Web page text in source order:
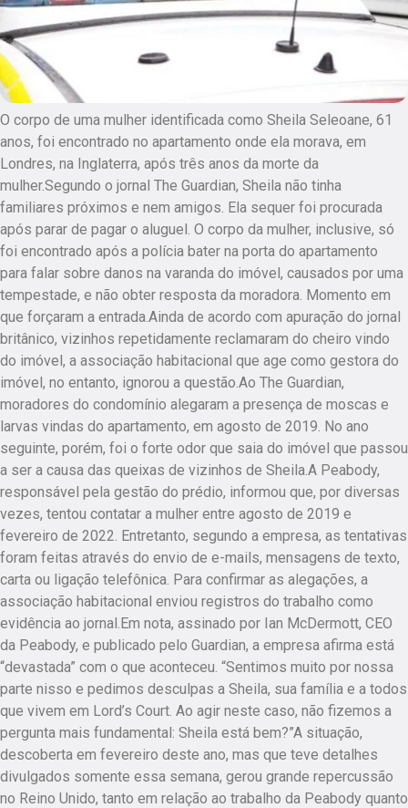
O corpo de uma mulher identificada como Sheila Seleoane, 61
anos, foi encontrado no apartamento onde ela morava, em
Londres, na Inglaterra, após três anos da morte da
mulher.Segundo o jornal The Guardian, Sheila não tinha
familiares próximos e nem amigos. Ela sequer foi procurada
após parar de pagar o aluguel. O corpo da mulher, inclusive, só
foi encontrado após a polícia bater na porta do apartamento
para falar sobre danos na varanda do imóvel, causados por uma
tempestade, e não obter resposta da moradora. Momento em
que forçaram a entrada.Ainda de acordo com apuração do jornal
britânico, vizinhos repetidamente reclamaram do cheiro vindo
do imóvel, a associação habitacional que age como gestora do
imóvel, no entanto, ignorou a questão.Ao The Guardian,
moradores do condomínio alegaram a presença de moscas e
larvas vindas do apartamento, em agosto de 2019. No ano
seguinte, porém, foi o forte odor que saia do imóvel que passou
a ser a causa das queixas de vizinhos de Sheila.A Peabody,
responsável pela gestão do prédio, informou que, por diversas
vezes, tentou contatar a mulher entre agosto de 2019 e
fevereiro de 2022. Entretanto, segundo a empresa, as tentativas
foram feitas através do envio de e-mails, mensagens de texto,
carta ou ligação telefônica. Para confirmar as alegações, a
associação habitacional enviou registros do trabalho como
evidência ao jornal.Em nota, assinado por Ian McDermott, CEO
da Peabody, e publicado pelo Guardian, a empresa afirma está
“devastada” com o que aconteceu. “Sentimos muito por nossa
parte nisso e pedimos desculpas a Sheila, sua família e a todos
que vivem em Lord’s Court. Ao agir neste caso, não fizemos a
pergunta mais fundamental: Sheila está bem?”A situação,
descoberta em fevereiro deste ano, mas que teve detalhes
divulgados somente essa semana, gerou grande repercussão
no Reino Unido, tanto em relação ao trabalho da Peabody quanto